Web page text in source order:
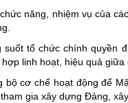
năng, nhiệm vụ của
suốt tổ chức chính quyền
linh hoạt, hiệu quả
bộ cơ chế hoạt động để
gia xây dựng Đảng,